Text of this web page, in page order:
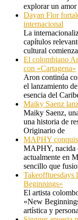
explorar un
Dayan Flor
internacional
La
capítulos
cultural
El colombiano
con «Cartagena»
Aron continúa
el lanzamiento
esencia del
Maiky Saenz
Maiky Saenz,
una historia de
Originario de
MAPHY
MAPHY, nacida
actualmente en
sencillo que
Takeofftuesdays
Beginnings»
El artista
«New
artística y